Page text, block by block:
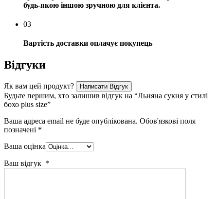
будь-якою іншою зручною для клієнта.
03
Вартість доставки оплачує покупець
Відгуки
Як вам цей продукт? Написати Відгук
Будьте першим, хто залишив відгук на “Льняна сукня у стилі
бохо plus size”
Ваша адреса email не буде опублікована. Обов'язкові поля
позначені *
Ваша оцінка
Ваш відгук *